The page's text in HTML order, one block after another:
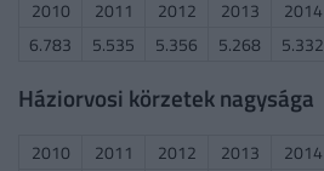
2010 2011 2012 2013 2014
6.783
5.535 5.356 5.268 5.332
Háziorvosi körzetek nagysága
2010 2011 2012 2013 2014